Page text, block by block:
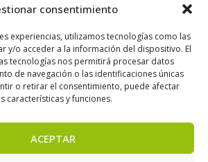
consentimiento
experiencias, utilizamos tecnologías como las
y/o acceder a la información del dispositivo. El
tecnologías nos permitirá procesar datos
de navegación o las identificaciones únicas
o retirar el consentimiento, puede afectar
características y funciones.
ACEPTAR
— Todos los derechos reservados.